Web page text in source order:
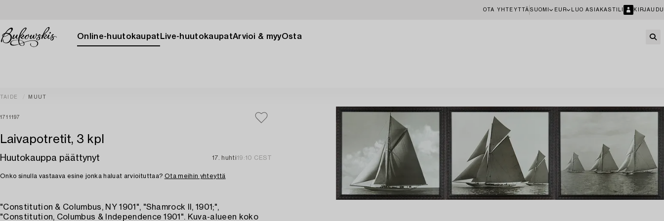
OTA YHTEYTTÄ SUOMI EUR LUO ASIAKASTILI KIRJAUDU
Online-huutokaupat Live-huutokaupatArvioi & myyOsta
TAIDE MUUT
1711197
Laivapotretit, 3 kpl
Huutokauppa päättynyt 17. huhti19:10 CEST
Onko sinulla vastaava esine jonka haluat arvioituttaa? Ota meihin yhteyttä
"Constitution & Columbus, NY 1901", "Shamrock II, 1901;",
"Constitution, Columbus & Independence 1901". Kuva-alueen koko